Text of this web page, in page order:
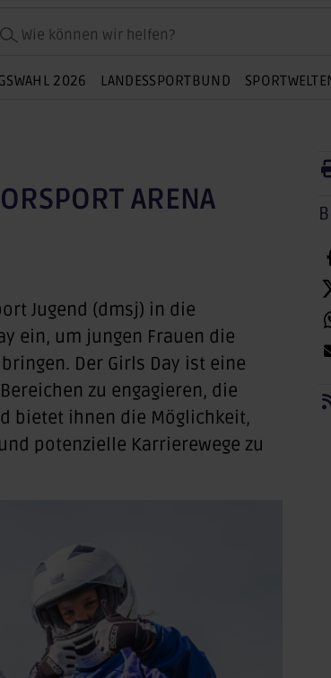
Wie können wir helfen?
2026 LANDESSPORTBUND
ARENA
Jugend (dmsj) in die
ein, um jungen Frauen die
Der Girls Day ist eine
zu engagieren, die
bietet ihnen die Möglichkeit,
potenzielle Karrierewege zu